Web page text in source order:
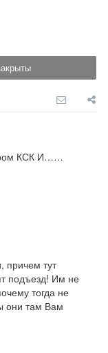
КСК И……
причем тут
подъезд! Им не
тогда не
они там Вам